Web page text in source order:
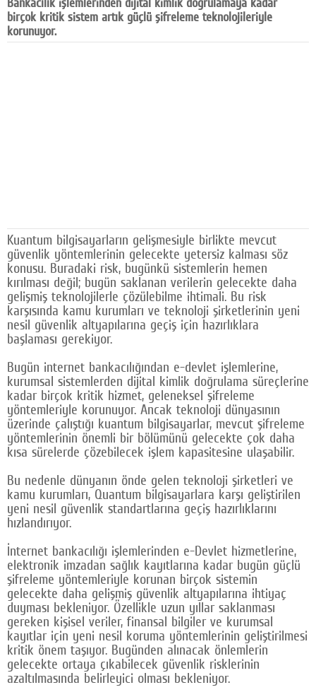
Facebook
Diziler
SOSYAL MEDYA
Facebook
Twitter
Google Plus
© 2026 TÜM HAKLARI SAKLIDIR
birçok kritik sistem artık güçlü şifreleme teknolojileriyle
korunuyor.
Kuantum bilgisayarların gelişmesiyle birlikte mevcut
güvenlik yöntemlerinin gelecekte yetersiz kalması söz
konusu. Buradaki risk, bugünkü sistemlerin hemen
kırılması değil; bugün saklanan verilerin gelecekte daha
gelişmiş teknolojilerle çözülebilme ihtimali. Bu risk
karşısında kamu kurumları ve teknoloji şirketlerinin yeni
nesil güvenlik altyapılarına geçiş için hazırlıklara
başlaması gerekiyor.
Bugün internet bankacılığından e-devlet işlemlerine,
kurumsal sistemlerden dijital kimlik doğrulama süreçlerine
kadar birçok kritik hizmet, geleneksel şifreleme
yöntemleriyle korunuyor. Ancak teknoloji dünyasının
üzerinde çalıştığı kuantum bilgisayarlar, mevcut şifreleme
yöntemlerinin önemli bir bölümünü gelecekte çok daha
kısa sürelerde çözebilecek işlem kapasitesine ulaşabilir.
Bu nedenle dünyanın önde gelen teknoloji şirketleri ve
kamu kurumları, Quantum bilgisayarlara karşı geliştirilen
yeni nesil güvenlik standartlarına geçiş hazırlıklarını
hızlandırıyor.
İnternet bankacılığı işlemlerinden e-Devlet hizmetlerine,
elektronik imzadan sağlık kayıtlarına kadar bugün güçlü
şifreleme yöntemleriyle korunan birçok sistemin
gelecekte daha gelişmiş güvenlik altyapılarına ihtiyaç
duyması bekleniyor. Özellikle uzun yıllar saklanması
gereken kişisel veriler, finansal bilgiler ve kurumsal
kayıtlar için yeni nesil koruma yöntemlerinin geliştirilmesi
kritik önem taşıyor. Bugünden alınacak önlemlerin
gelecekte ortaya çıkabilecek güvenlik risklerinin
azaltılmasında belirleyici olması bekleniyor.